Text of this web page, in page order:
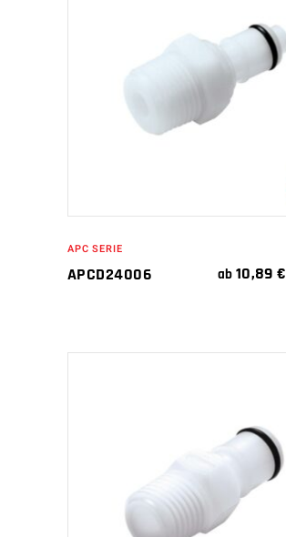
IN DEN WARENKORB
APC SERIE
APCD24006 ab 10,89€
IN DEN WARENKORB